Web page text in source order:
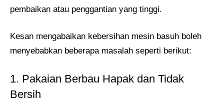
pembaikan atau penggantian yang tinggi.
Kesan mengabaikan kebersihan mesin basuh boleh
menyebabkan beberapa masalah seperti berikut:
1. Pakaian Berbau Hapak dan Tidak
Bersih